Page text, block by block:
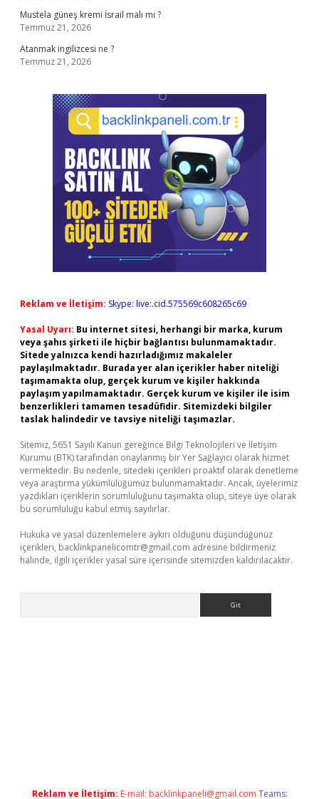
Mustela güneş kremi İsrail malı mı ?
Temmuz 21, 2026
Atanmak ingilizcesi ne ?
Temmuz 21, 2026
Reklam ve İletişim: Skype: live:.cid.575569c608265c69
Yasal Uyarı: Bu internet sitesi, herhangi bir marka, kurum
veya şahıs şirketi ile hiçbir bağlantısı bulunmamaktadır.
Sitede yalnızca kendi hazırladığımız makaleler
paylaşılmaktadır. Burada yer alan içerikler haber niteliği
taşımamakta olup, gerçek kurum ve kişiler hakkında
paylaşım yapılmamaktadır. Gerçek kurum ve kişiler ile isim
benzerlikleri tamamen tesadüfidir. Sitemizdeki bilgiler
taslak halindedir ve tavsiye niteliği taşımazlar.
Sitemiz, 5651 Sayılı Kanun gereğince Bilgi Teknolojileri ve İletişim
Kurumu (BTK) tarafından onaylanmış bir Yer Sağlayıcı olarak hizmet
vermektedir. Bu nedenle, sitedeki içerikleri proaktif olarak denetleme
veya araştırma yükümlülüğümüz bulunmamaktadır. Ancak, üyelerimiz
yazdıkları içeriklerin sorumluluğunu taşımakta olup, siteye üye olarak
bu sorumluluğu kabul etmiş sayılırlar.
Hukuka ve yasal düzenlemelere aykırı olduğunu düşündüğünüz
içerikleri, backlinkpanelicomtr@gmail.com adresine bildirmeniz
halinde, ilgili içerikler yasal süre içerisinde sitemizden kaldırılacaktır.
Reklam ve İletişim: E-mail: backlinkpaneli@gmail.com Teams: